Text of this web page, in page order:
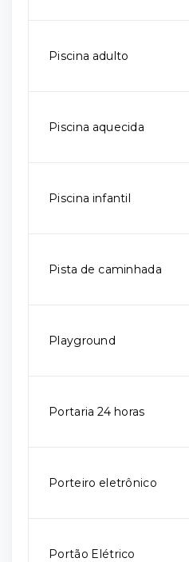
Piscina adulto
Piscina aquecida
Piscina infantil
Pista de caminhada
Playground
Portaria 24 horas
Porteiro eletrônico
Portão Elétrico